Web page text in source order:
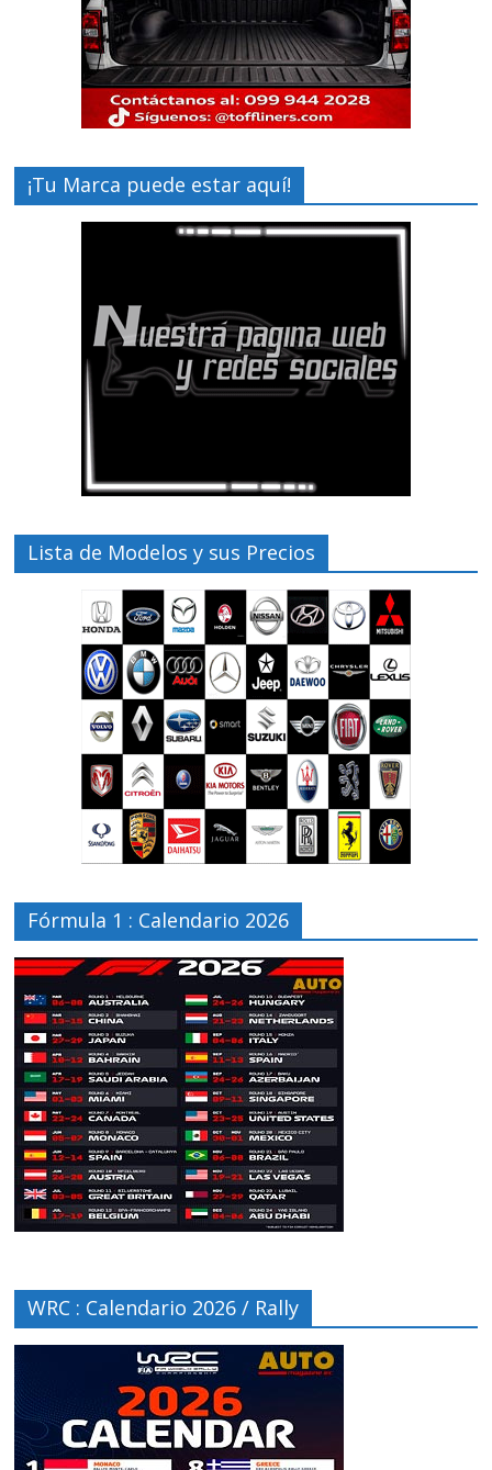
¡Tu Marca puede estar aquí!
Lista de Modelos y sus Precios
Fórmula 1 : Calendario 2026
WRC : Calendario 2026 / Rally